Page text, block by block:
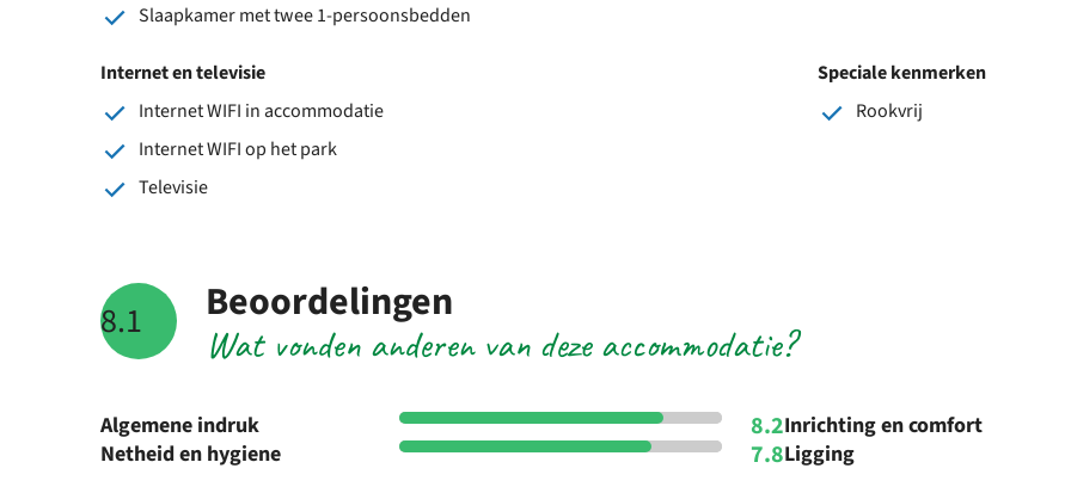
Slaapkamer met twee 1-persoonsbedden
Internet en televisie
Internet WIFI in accommodatie
Internet WIFI op het park
Televisie
Speciale kenmerken
Rookvrij
8.1 Wat vonden anderen van deze accommodatie?
Beoordelingen
Algemene indruk 8.2Inrichting en comfort
Netheid en hygiene
7.8Ligging